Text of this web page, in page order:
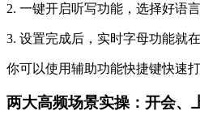
2. 一键开启听写功能， 选择好语言
3. 设置完成后， 实时字母功能就
你可以使用辅助功能快捷键快速
两大高频场景实操：开会、